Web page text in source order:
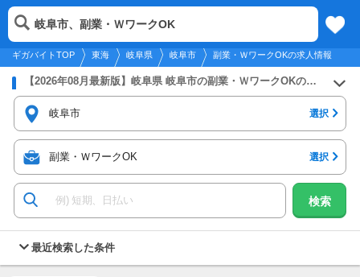
2026年8月8日更新
東海
メニュー
ギガバイトTOP 東海 岐阜県 岐阜市 副業・ＷワークOKの求人情報
岐阜市、副業・ＷワークOK
【2026年08月最新版】岐阜県 岐阜市の副業・ＷワークOKのバイト・アルバイト・パートの求人募集情報
岐阜市 選択
副業・ＷワークOK 選択
検索
最近検索した条件